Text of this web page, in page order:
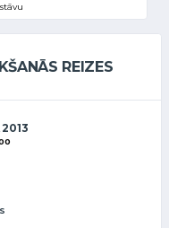
REIZES